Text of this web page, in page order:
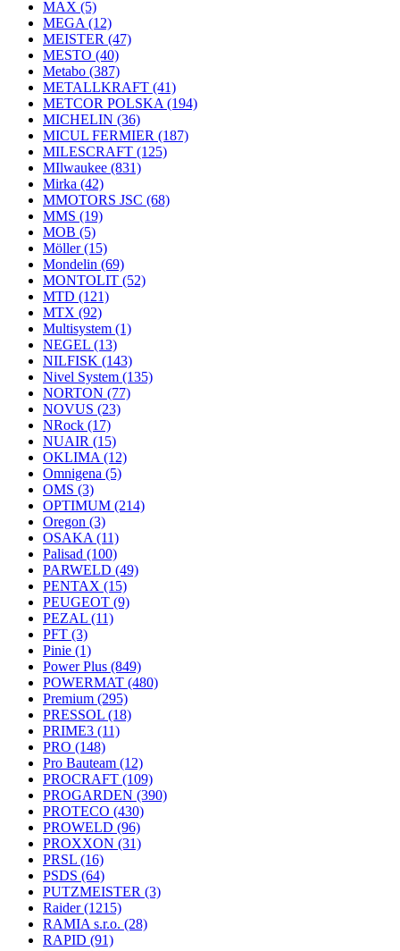
MAX (5)
MEGA (12)
MEISTER (47)
MESTO (40)
Metabo (387)
METALLKRAFT (41)
METCOR POLSKA (194)
MICHELIN (36)
MICUL FERMIER (187)
MILESCRAFT (125)
MIlwaukee (831)
Mirka (42)
MMOTORS JSC (68)
MMS (19)
MOB (5)
Möller(15)
Mondelin (69)
MONTOLIT (52)
MTD (121)
MTX (92)
Multisystem (1)
NEGEL (13)
NILFISK (143)
Nivel System (135)
NORTON (77)
NOVUS (23)
NRock (17)
NUAIR (15)
OKLIMA (12)
Omnigena (5)
OMS (3)
OPTIMUM (214)
Oregon (3)
OSAKA (11)
Palisad (100)
PARWELD (49)
PENTAX (15)
PEUGEOT (9)
PEZAL (11)
PFT (3)
Pinie (1)
Power Plus (849)
POWERMAT (480)
Premium (295)
PRESSOL (18)
PRIME3 (11)
PRO (148)
Pro Bauteam (12)
PROCRAFT (109)
PROGARDEN (390)
PROTECO (430)
PROWELD (96)
PROXXON (31)
PRSL (16)
PSDS (64)
PUTZMEISTER (3)
Raider(1215)
RAMIA s.r.o. (28)
RAPID (91)